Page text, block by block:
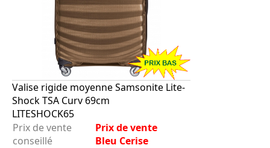
Valise rigide moyenne Samsonite Lite-
Shock TSA Curv 69cm
LITESHOCK65
Prix de vente
conseillé
Prix de vente
Bleu Cerise